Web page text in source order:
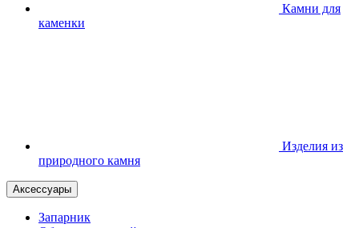
Камни для
каменки
Изделия из
природного камня
Аксессуары
Запарник